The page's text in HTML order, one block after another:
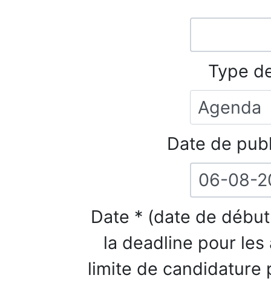
Type
Date de
Date * (date de
la deadline pour
limite de candidature